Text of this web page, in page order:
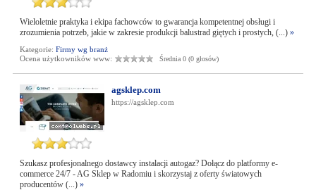
Wieloletnie praktyka i ekipa fachowców to gwarancja kompetentnej obsługi i
zrozumienia potrzeb, jakie w zakresie produkcji balustrad giętych i prostych, (...) »
Kategorie: Firmy wg branż
Ocena użytkowników www:
Średnia 0 (0 głosów)
agsklep.com
https://agsklep.com
Szukasz profesjonalnego dostawcy instalacji autogaz? Dołącz do platformy e-
commerce 24/7 - AG Sklep w Radomiu i skorzystaj z oferty światowych
producentów (...) »